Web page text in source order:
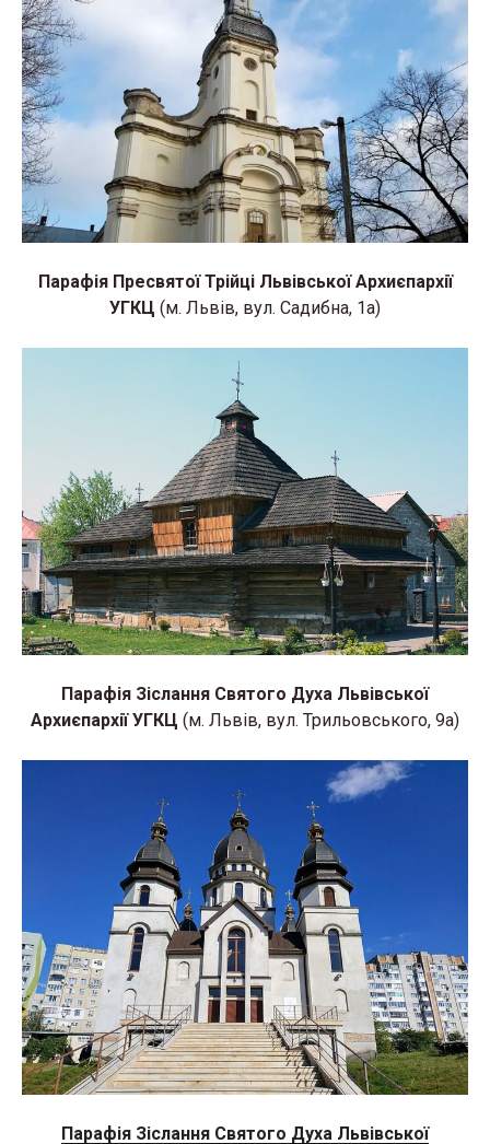
Парафія Пресвятої Трійці Львівської Архиєпархії
УГКЦ (м. Львів, вул. Садибна, 1а)
Парафія Зіслання Святого Духа Львівської
Архиєпархії УГКЦ (м. Львів, вул. Трильовського, 9а)
Парафія Зіслання Святого Духа Львівської